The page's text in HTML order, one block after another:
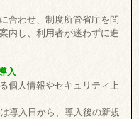
合わせ、制度所管省庁を問
内し、利用者が迷わずに進
入
個人情報やセキュリティ上
導入日から、導入後の新規